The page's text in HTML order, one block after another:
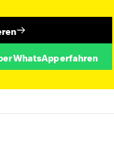
WhatsApp erfahren